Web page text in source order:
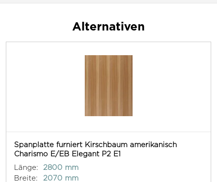
Alternativen
Spanplatte furniert Kirschbaum amerikanisch
Charismo E/EB Elegant P2 E1
Länge:
2800 mm
Breite:
2070 mm